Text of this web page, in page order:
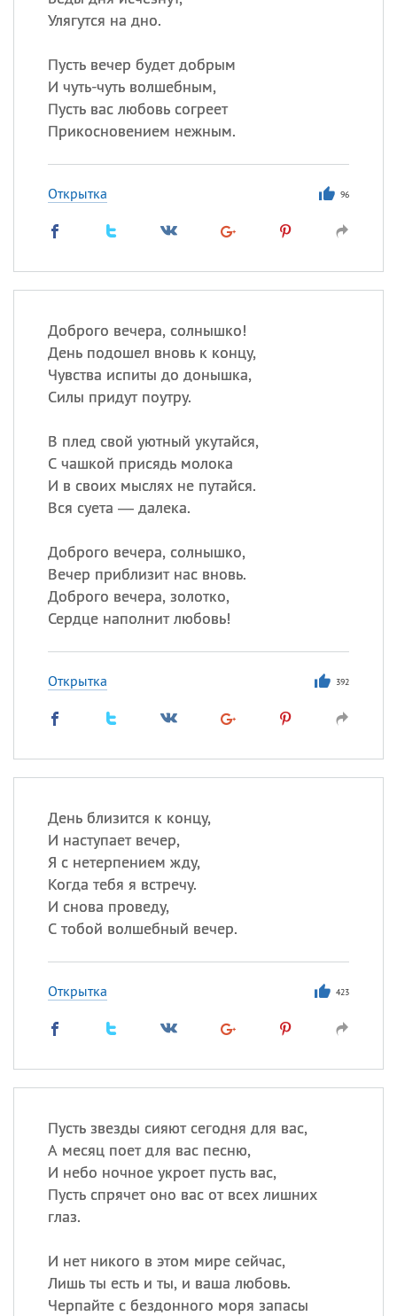
Улягутся на дно.
Пусть вечер будет добрым
И чуть-чуть волшебным,
Пусть вас любовь согреет
Прикосновением нежным.
Открытка 96
Доброго вечера, солнышко!
День подошел вновь к концу,
Чувства испиты до донышка,
Силы придут поутру.
В плед свой уютный укутайся,
С чашкой присядь молока
И в своих мыслях не путайся.
Вся суета — далека.
Доброго вечера, солнышко,
Вечер приблизит нас вновь.
Доброго вечера, золотко,
Сердце наполнит любовь!
Открытка 392
День близится к концу,
И наступает вечер,
Я с нетерпением жду,
Когда тебя я встречу.
И снова проведу,
С тобой волшебный вечер.
Открытка 423
Пусть звезды сияют сегодня для вас,
А месяц поет для вас песню,
И небо ночное укроет пусть вас,
Пусть спрячет оно вас от всех лишних
глаз.
И нет никого в этом мире сейчас,
Лишь ты есть и ты, и ваша любовь.
Черпайте с бездонного моря запасы